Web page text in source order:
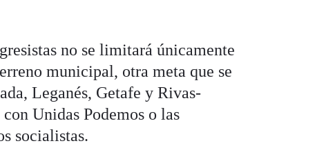
no se limitará únicamente
municipal, otra meta que se
Leganés, Getafe y Rivas-
Unidas Podemos o las
socialistas.